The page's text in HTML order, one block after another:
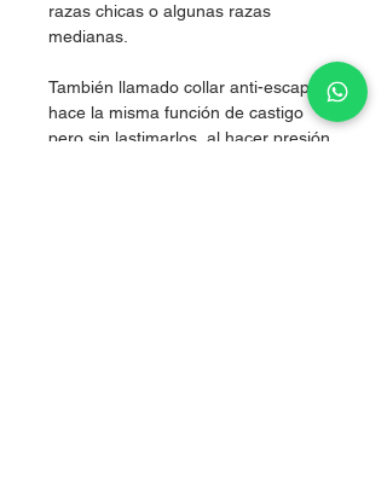
razas chicas o algunas razas
medianas.
También llamado collar anti-escape,
hace la misma función de castigo
pero sin lastimarlos, al hacer presión